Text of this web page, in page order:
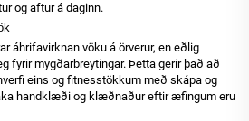
og aftur á daginn.
áhrifavirknan vöku á örverur, en eðlig
fyrir mygðarbreytingar. Þetta gerir það að
eins og fitnesstökkum með skápa og
handklæði og klæðnaður eftir æfingum eru